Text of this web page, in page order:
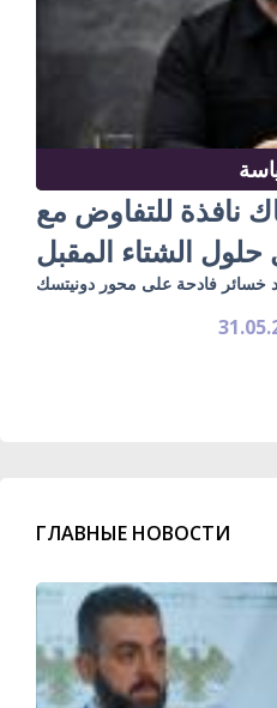
نافذة للتفاوض مع
الشتاء المقبل
خسائر فادحة على محور دونيتسك
ГЛАВНЫЕ НОВОСТИ